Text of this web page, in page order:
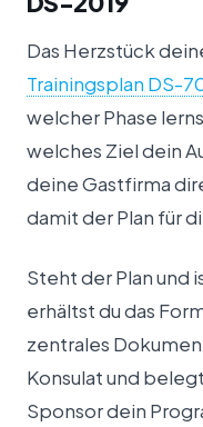
Das Herzstück
Trainingsplan DS-
welcher Phase
welches Ziel dein
deine Gastfirma
damit der Plan für
Steht der Plan und
erhältst du das
zentrales
Konsulat und
Sponsor dein